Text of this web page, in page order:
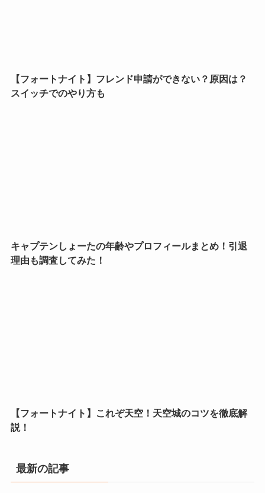
【フォートナイト】フレンド申請ができない？原因は？
スイッチでのやり方も
キャプテンしょーたの年齢やプロフィールまとめ！引退
理由も調査してみた！
【フォートナイト】これぞ天空！天空城のコツを徹底解
説！
最新の記事